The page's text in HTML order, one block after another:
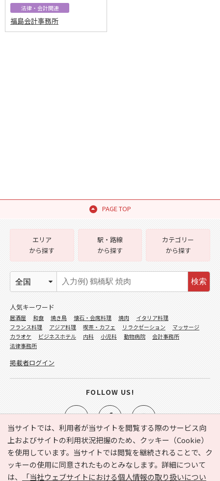
法律・会計関連
福島会計事務所
PAGE TOP
当サイトでは、利用者が当サイトを閲覧する際のサービス向
上およびサイトの利用状況把握のため、クッキー（Cookie）
を使用しています。当サイトでは閲覧を継続されることで、ク
ッキーの使用に同意されたものとみなします。詳細について
は、
「当社ウェブサイトにおける個人情報の取り扱いについ
e-NAVITA（イーナビタ）とは？ お気に入り
ヘルプ
利用規約
個人情報の取り扱いについて
運営会社
エリア
から探す
駅・路線
から探す
カテゴリー
から探す
検索
人気キーワード
居酒屋 和食 焼き鳥 懐石・会席料理 焼肉
イタリア料理
フランス料理
アジア料理 喫茶・カフェ リラクゼーション
マッサージ
カラオケ
ビジネスホテル 内科 小児科 動物病院
会計事務所
法律事務所
掲載者ログイン
FOLLOW US!